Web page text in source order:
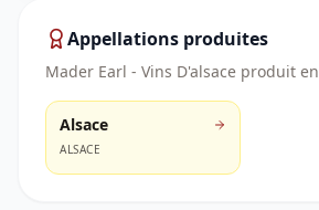
Appellations produites
Mader Earl - Vins D'alsace produit en
Alsace
ALSACE